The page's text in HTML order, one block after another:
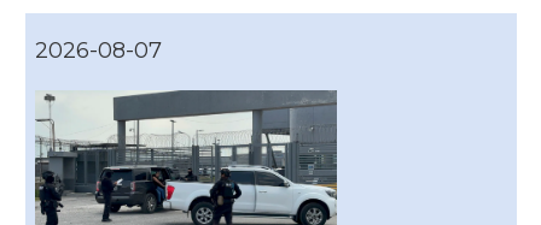
2026-08-07